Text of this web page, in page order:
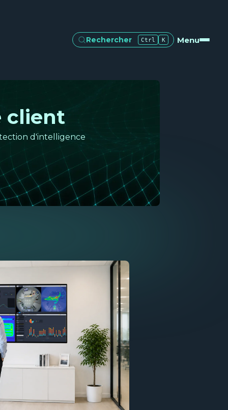
Rechercher Ctrl K Menu
client
d'intelligence